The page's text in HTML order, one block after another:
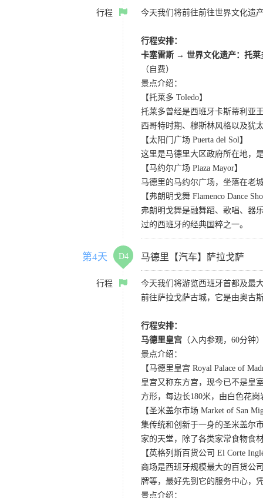
行程 今天我们将前往前往世界文化遗
行程安排：
卡塞雷斯 → 世界文化遗产：托莱
（自费）
景点介绍：
【托莱多 Toledo】
托莱多曾经是西班牙卡斯蒂利亚
西哥特时期、穆斯林风格以及犹
【太阳门广场 Puerta del Sol】
这里是马德里大区政府所在地，
【马约尔广场 Plaza Mayor】
马德里的马约尔广场，坐落在老
【弗朗明戈舞 Flamenco Dance
弗朗明戈舞是融舞蹈、歌唱、器
过的西班牙的经典国粹之一。
第4天 D4 马德里【汽车】萨拉戈萨
行程
今天我们将游览西班牙首都及最
前往萨拉戈萨古城，它是由奥古
行程安排：
马德里皇宫 （入内参观，60分
景点介绍：
【马德里皇宫 Royal Palace of
皇宫又称东方宫，现今已不是皇
方形，每边长180米，由白色花岗
【圣米盖尔市场 Market of San
集传统和创新于一身的圣米盖尔
家的天堂，除了各类家常食物食
【英格列斯百货公司 El Corte
商场是西班牙规模最大的百货公
牌等，最好先到它的服务中心，
景点介绍：